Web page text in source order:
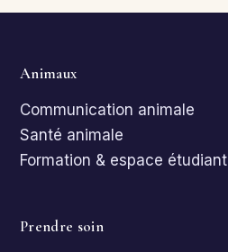
Animaux
Communication animale
Santé animale
Formation & espace étudiant
Prendre soin